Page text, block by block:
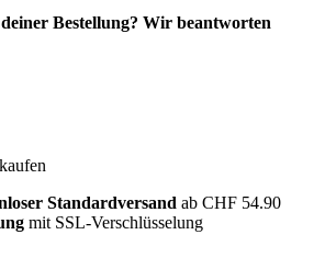
Bestellung? Wir beantworten
Standardversand ab CHF 54.90
mit SSL-Verschlüsselung